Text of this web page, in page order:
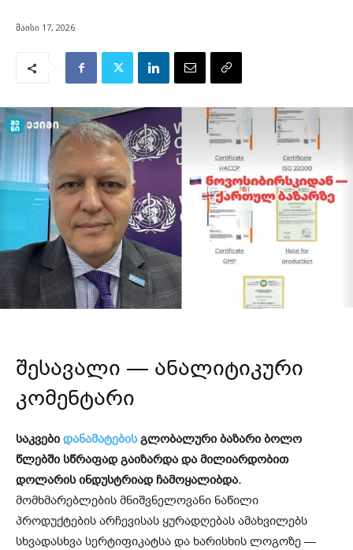
მაისი 17, 2026
შესავალი — ანალიტიკური
კომენტარი
საკვები დანამატებისგლობალური ბაზარი ბოლო
წლებში სწრაფად გაიზარდა და მილიარდობით
დოლარის ინდუსტრიად ჩამოყალიბდა.
მომხმარებლების მნიშვნელოვანი ნაწილი
პროდუქტების არჩევისას ყურადღებას ამახვილებს
სხვადასხვა სერტიფიკატსა და ხარისხის ლოგოზე —